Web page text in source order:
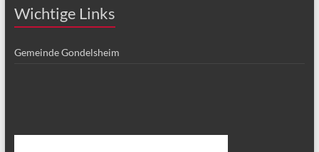
Wichtige Links
Gemeinde Gondelsheim